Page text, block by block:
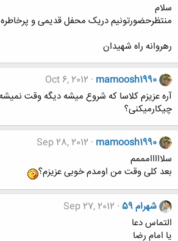
سلام
منتظرحضورتونیم دریک محفل قدیمی و پرخاطره
رهروانه راه شهیدان
mamoosh1990
Oct 6, 2012
آره عزیزم کلاسا که شروع میشه دیگه وقت نمیشه
چیکارمیکنی؟
mamoosh1990
Sep 28, 2012
سلااااامممم
بعد کلی وقت من اومدم خوبی عزیزم؟
شهرام 59
Sep 27, 2012
التماس دعا
یا امام رضا